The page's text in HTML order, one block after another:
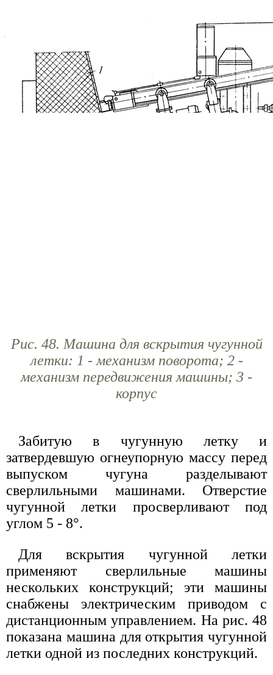
Рис. 48. Машина для вскрытия чугунной
летки: 1 - механизм поворота; 2 -
механизм передвижения машины; 3 -
корпус
Забитую в чугунную летку и
затвердевшую огнеупорную массу перед
выпуском чугуна разделывают
сверлильными машинами. Отверстие
чугунной летки просверливают под
углом 5 - 8°.
Для вскрытия чугунной летки
применяют сверлильные машины
нескольких конструкций; эти машины
снабжены электрическим приводом с
дистанционным управлением. На рис. 48
показана машина для открытия чугунной
летки одной из последних конструкций.